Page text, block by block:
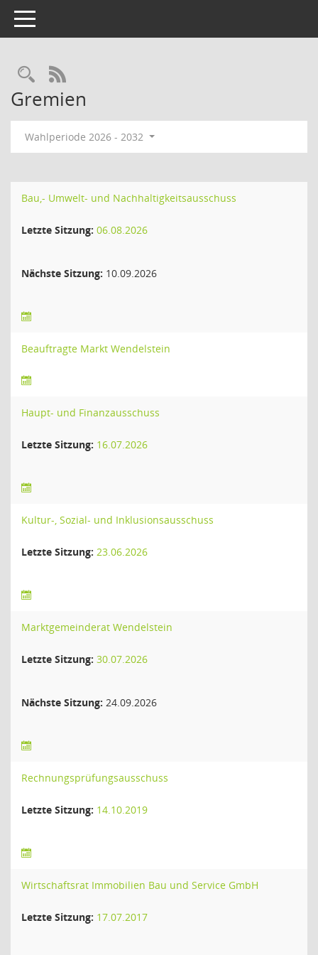
Toggle navigation
Rechercheauswahl
RSS-Feed
Gremien
Wahlperiode 2026 - 2032
Bau,- Umwelt- und Nachhaltigkeitsausschuss
Letzte Sitzung: 06.08.2026
Nächste Sitzung: 10.09.2026
Beauftragte Markt Wendelstein
Haupt- und Finanzausschuss
Letzte Sitzung: 16.07.2026
Kultur-, Sozial- und Inklusionsausschuss
Letzte Sitzung: 23.06.2026
Marktgemeinderat Wendelstein
Letzte Sitzung: 30.07.2026
Nächste Sitzung: 24.09.2026
Rechnungsprüfungsausschuss
Letzte Sitzung: 14.10.2019
Wirtschaftsrat Immobilien Bau und Service GmbH
Letzte Sitzung: 17.07.2017